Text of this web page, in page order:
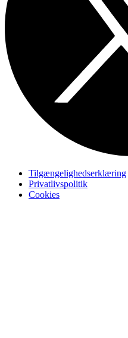
Tilgængelighedserklæring
Privatlivspolitik
Cookies